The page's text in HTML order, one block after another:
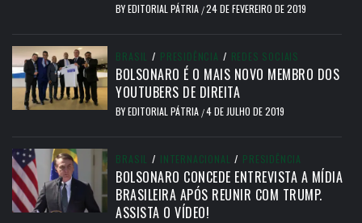
BYEDITORIAL PÁTRIA /24 DE FEVEREIRO DE 2019
BRASIL / PRESIDÊNCIA / REDES SOCIAIS
BOLSONARO É O MAIS NOVO MEMBRO DOS
YOUTUBERS DE DIREITA
BYEDITORIAL PÁTRIA /4 DE JULHO DE 2019
BRASIL / INTERNACIONAL / PRESIDÊNCIA
BOLSONARO CONCEDE ENTREVISTA A MÍDIA
BRASILEIRA APÓS REUNIR COM TRUMP.
ASSISTA O VÍDEO!